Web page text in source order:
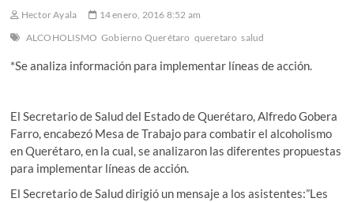
Hector Ayala
14 enero, 2016 8:52 am
ALCOHOLISMO Gobierno Querétaro queretaro salud
*Se analiza información para implementar líneas de acción.
El Secretario de Salud del Estado de Querétaro, Alfredo Gobera
Farro, encabezó Mesa de Trabajo para combatir el alcoholismo
en Querétaro, en la cual, se analizaron las diferentes propuestas
para implementar líneas de acción.
El Secretario de Salud dirigió un mensaje a los asistentes:”Les